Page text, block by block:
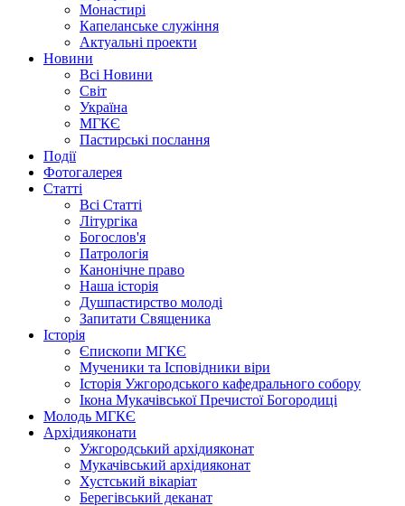
Монастирі
Капеланське служіння
Актуальні проекти
Новини
Всі Новини
Світ
Україна
МГКЄ
Пастирські послання
Події
Фотогалерея
Статті
Всі Статті
Літургіка
Богослов'я
Патрологія
Канонічне право
Наша історія
Душпастирство молоді
Запитати Священика
Історія
Єпископи МГКЄ
Мученики та Ісповідники віри
Історія Ужгородського кафедрального собору
Ікона Мукачівської Пречистої Богородиці
Молодь МГКЄ
Архідияконати
Ужгородський архідияконат
Мукачівський архідияконат
Хустський вікаріат
Берегівський деканат